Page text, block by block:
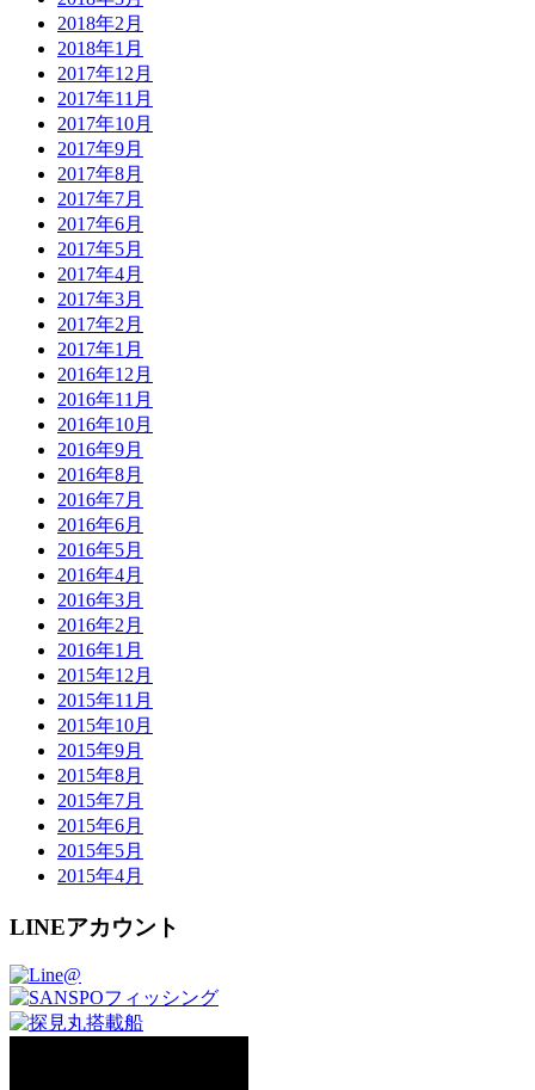
2018年2月
2018年1月
2017年12月
2017年11月
2017年10月
2017年9月
2017年8月
2017年7月
2017年6月
2017年5月
2017年4月
2017年3月
2017年2月
2017年1月
2016年12月
2016年11月
2016年10月
2016年9月
2016年8月
2016年7月
2016年6月
2016年5月
2016年4月
2016年3月
2016年2月
2016年1月
2015年12月
2015年11月
2015年10月
2015年9月
2015年8月
2015年7月
2015年6月
2015年5月
2015年4月
LINEアカウント